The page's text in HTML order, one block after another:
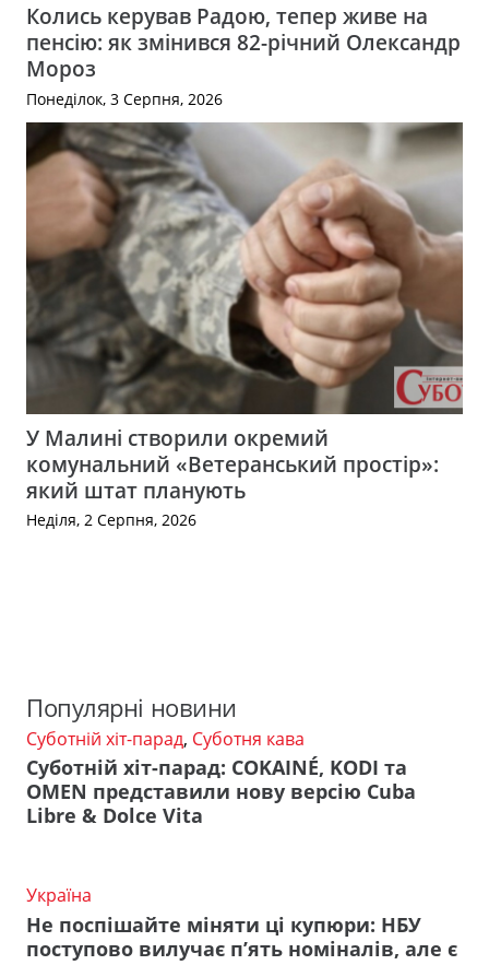
Колись керував Радою, тепер живе на
пенсію: як змінився 82-річний Олександр
Мороз
Понеділок, 3 Серпня, 2026
У Малині створили окремий
комунальний «Ветеранський простір»:
який штат планують
Неділя, 2 Серпня, 2026
Популярні новини
Суботній хіт-парад, Суботня кава
Суботній хіт-парад: COKAINÉ, KODI та
OMEN представили нову версію Cuba
Libre & Dolce Vita
Україна
Не поспішайте міняти ці купюри: НБУ
поступово вилучає п’ять номіналів, але є